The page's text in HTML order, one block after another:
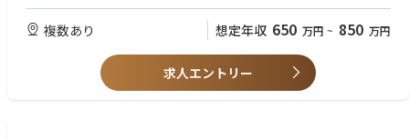
を解決。
入社後は1年程度OJT、取扱いメーカーの技術研修・社内外勉強会でスキル
営業活動は近畿エリア（2府・4県）が中心。社有車または電車移動
※案件により九州・中国・四国方面への出張あり
【特に歓迎するご経験】
・ロボット／装置のメカ設計経験
・搬送装置・治具設計・設備改造などの機械構想経験
・FA装置のレイアウト・工程設計の経験
・メカと制御を組み合わせた自動化構想に携わった経験
複数あり 想定年収 650 万円 ~ 850 万円
求人エントリー